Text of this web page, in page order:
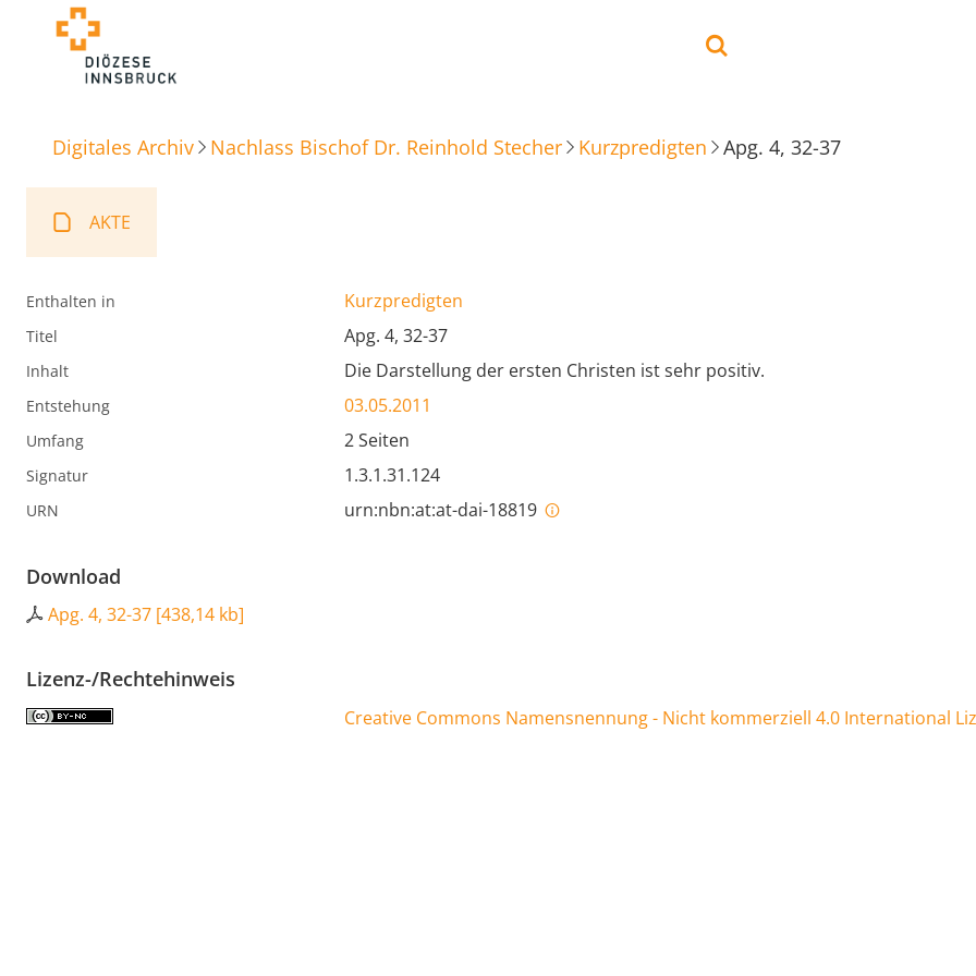
Digitales Archiv Nachlass Bischof Dr. Reinhold Stecher Kurzpredigten Apg. 4, 32-37
AKTE
Enthalten in Kurzpredigten
Titel Apg. 4, 32-37
Inhalt Die Darstellung der ersten Christen ist sehr positiv.
Entstehung 03.05.2011
Umfang 2 Seiten
Signatur 1.3.1.31.124
URN urn:nbn:at:at-dai-18819
Download
Apg. 4, 32-37 [438,14 kb]
Lizenz-/Rechtehinweis
Creative Commons Namensnennung - Nicht kommerziell 4.0 International